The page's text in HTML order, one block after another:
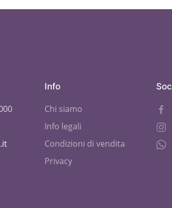
Info
Chi siamo
Info legali
Condizioni di vendita
Privacy